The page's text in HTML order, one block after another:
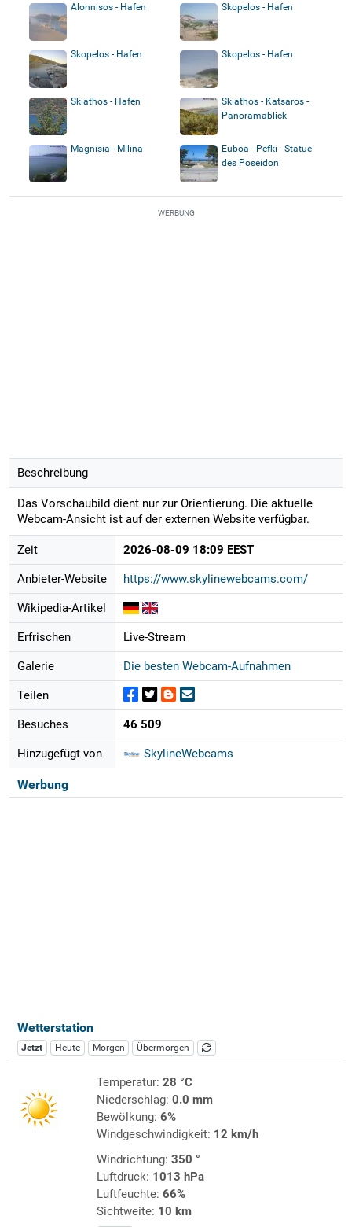
Alonnisos - Hafen Skopelos - Hafen
Skopelos - Hafen Skopelos - Hafen
Skiathos - Hafen
Skiathos - Katsaros -
Panoramablick
Magnisia - Milina
Euböa - Pefki - Statue
des Poseidon
WERBUNG
Beschreibung
Das Vorschaubild dient nur zur Orientierung. Die aktuelle
Webcam-Ansicht ist auf der externen Website verfügbar.
Zeit 2026-08-09 18:09 EEST
Anbieter-Website https://www.skylinewebcams.com/
Wikipedia-Artikel
Erfrischen Live-Stream
Galerie Die besten Webcam-Aufnahmen
Teilen
Besuches 46 509
Hinzugefügt von SkylineWebcams
Werbung
Wetterstation
Jetzt Heute Morgen Übermorgen
Temperatur: 28 °C
Niederschlag: 0.0 mm
Bewölkung: 6%
Windgeschwindigkeit: 12 km/h
Windrichtung: 350 °
Luftdruck: 1013 hPa
Luftfeuchte: 66%
Sichtweite: 10 km